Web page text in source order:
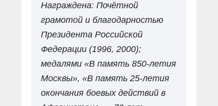
Награждена: Почётной
грамотой и благодарностью
Президента Российской
Федерации (1996, 2000);
медалями «В память 850-летия
Москвы», «В память 25-летия
окончания боевых действий в